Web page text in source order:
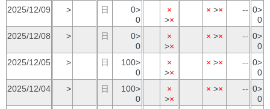
2025/12/09
> 日
0>
0
×
>×
× >× -- 0>
0
2025/12/08
> 日
0>
0
×
>×
× >× -- 0>
0
2025/12/05
> 日
100>
0
×
>×
× >× -- 0>
0
2025/12/04
> 日
100>
0
×
>×
× >× -- 0>
0